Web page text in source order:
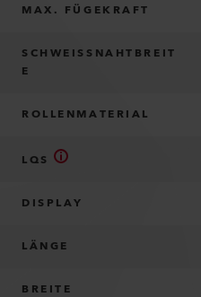
MAX. FÜGEKRAFT
SCHWEISSNAHTBREIT
E
ROLLENMATERIAL
LQS
DISPLAY
LÄNGE
BREITE